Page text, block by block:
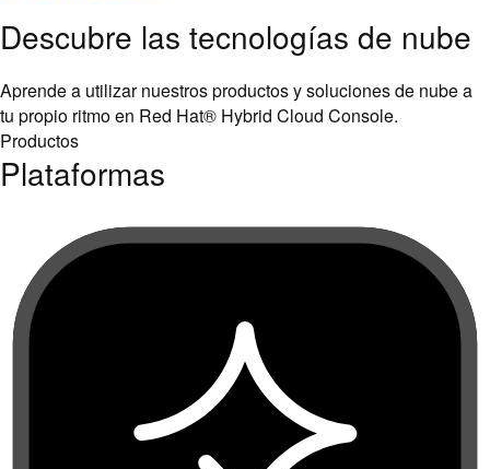
Descubre las tecnologías de nube
Aprende a utilizar nuestros productos y soluciones de nube a
tu propio ritmo en Red Hat® Hybrid Cloud Console.
Productos
Plataformas